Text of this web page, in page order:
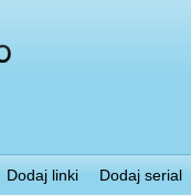
Dodaj linki Dodaj serial